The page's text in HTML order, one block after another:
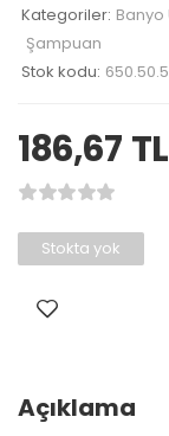
Kategoriler: Banyo
Şampuan
Stok kodu:
186,67 TL
Stokta yok
Açıklama